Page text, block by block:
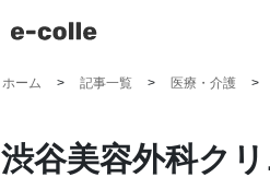
ホーム 記事一覧 医療・介護
渋谷美容外科ク